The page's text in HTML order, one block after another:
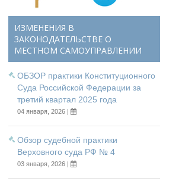
ИЗМЕНЕНИЯ В
ЗАКОНОДАТЕЛЬСТВЕ О
МЕСТНОМ САМОУПРАВЛЕНИИ
ОБЗОР практики Конституционного
Суда Российской Федерации за
третий квартал 2025 года
04 января, 2026 |
Обзор судебной практики
Верховного суда РФ № 4
03 января, 2026 |